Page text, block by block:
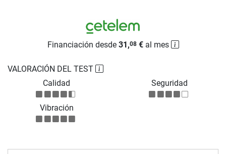
VALORACIÓN DEL TEST
Calidad
Seguridad
Vibración
Financiación desde 31,08€al mes